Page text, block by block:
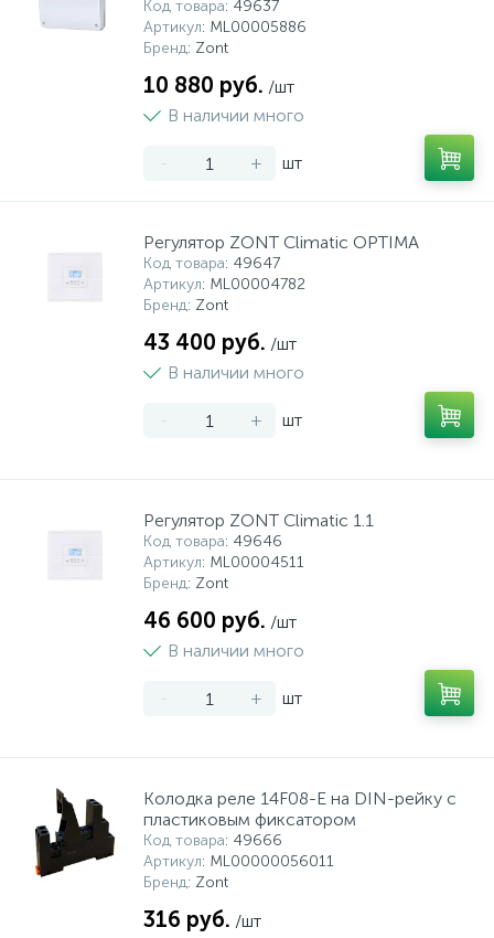
Код товара: 49637
Артикул: ML00005886
Бренд: Zont
10 880 руб. /шт
В наличии много
- + шт
Регулятор ZONT Climatic OPTIMA
Код товара: 49647
Артикул: ML00004782
Бренд: Zont
43 400 руб. /шт
В наличии много
- + шт
Регулятор ZONT Climatic 1.1
Код товара: 49646
Артикул: ML00004511
Бренд: Zont
46 600 руб. /шт
В наличии много
- + шт
Колодка реле 14F08-E на DIN-рейку с
пластиковым фиксатором
Код товара: 49666
Артикул: ML00000056011
Бренд: Zont
316 руб. /шт